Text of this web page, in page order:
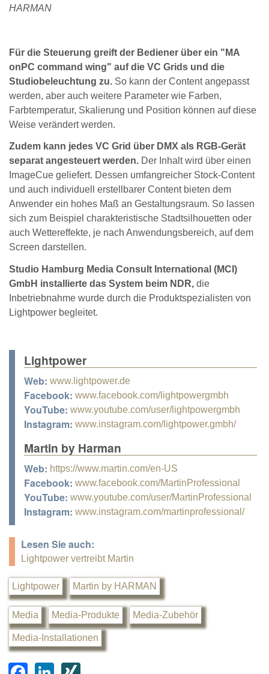
HARMAN
Für die Steuerung greift der Bediener über ein "MA
onPC command wing" auf die VC Grids und die
Studiobeleuchtung zu. So kann der Content angepasst
werden, aber auch weitere Parameter wie Farben,
Farbtemperatur, Skalierung und Position können auf diese
Weise verändert werden.
Zudem kann jedes VC Grid über DMX als RGB-Gerät
separat angesteuert werden. Der Inhalt wird über einen
ImageCue geliefert. Dessen umfangreicher Stock-Content
und auch individuell erstellbarer Content bieten dem
Anwender ein hohes Maß an Gestaltungsraum. So lassen
sich zum Beispiel charakteristische Stadtsilhouetten oder
auch Wettereffekte, je nach Anwendungsbereich, auf dem
Screen darstellen.
Studio Hamburg Media Consult International (MCI)
GmbH installierte das System beim NDR, die
Inbetriebnahme wurde durch die Produktspezialisten von
Lightpower begleitet.
Lightpower
Web: www.lightpower.de
Facebook: www.facebook.com/lightpowergmbh
YouTube: www.youtube.com/user/lightpowergmbh
Instagram: www.instagram.com/lightpower.gmbh/
Martin by Harman
Web: https://www.martin.com/en-US
Facebook: www.facebook.com/MartinProfessional
YouTube: www.youtube.com/user/MartinProfessional
Instagram: www.instagram.com/martinprofessional/
Lesen Sie auch:
Lightpower vertreibt Martin
Lightpower Martin by HARMAN
Media Media-Produkte Media-Zubehör
Media-Installationen